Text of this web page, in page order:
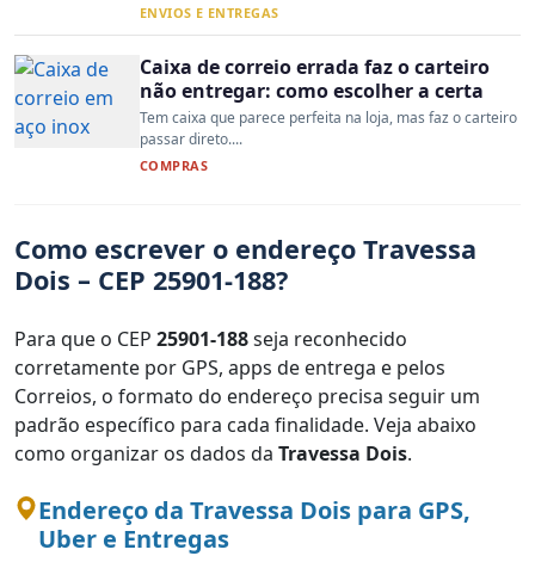
ENVIOS E ENTREGAS
Caixa de correio errada faz o carteiro
não entregar: como escolher a certa
Tem caixa que parece perfeita na loja, mas faz o carteiro
passar direto....
COMPRAS
Como escrever o endereço Travessa
Dois – CEP 25901-188?
Para que o CEP 25901-188seja reconhecido
corretamente por GPS, apps de entrega e pelos
Correios, o formato do endereço precisa seguir um
padrão específico para cada finalidade. Veja abaixo
como organizar os dados da Travessa Dois.
Endereço da Travessa Dois para GPS,
Uber e Entregas